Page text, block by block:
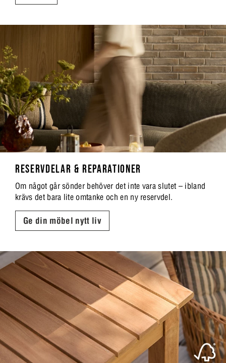
RESERVDELAR & REPARATIONER
Om något går sönder behöver det inte vara slutet – ibland
krävs det bara lite omtanke och en ny reservdel.
Ge din möbel nytt liv